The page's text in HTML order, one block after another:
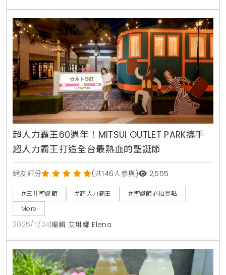
超人力霸王60週年！MITSUI OUTLET PARK攜手
超人力霸王打造全台最熱血的聖誕節
網友評分 (共146人參與) 2,555
#三井聖誕節 #超人力霸王
#聖誕節必拍景點
More
2025/11/24 編輯 艾琳娜 Elena